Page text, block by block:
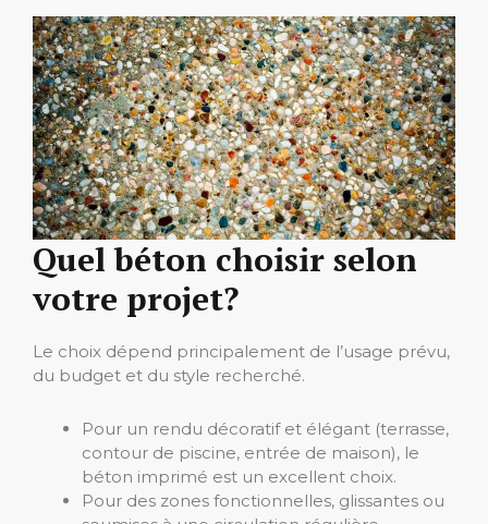
Quel béton choisir selon
votre projet?
Le choix dépend principalement de l’usage prévu,
du budget et du style recherché.
Pour un rendu décoratif et élégant (terrasse,
contour de piscine, entrée de maison), le
béton imprimé est un excellent choix.
Pour des zones fonctionnelles, glissantes ou